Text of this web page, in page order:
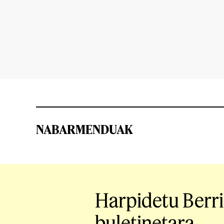
NABARMENDUAK
Harpidetu